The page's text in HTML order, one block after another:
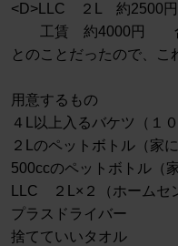
<D>LLC ２L 約2500円
工賃 約4000円 合
とのことだったので、こ
用意するもの
４L以上入るバケツ（１０
２Lのペットボトル（家に
500ccのペットボトル（
LLC ２L×２（ホームセ
プラスドライバー
捨てていいタオル